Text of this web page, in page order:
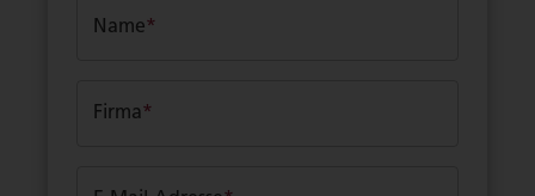
Name*
Firma*